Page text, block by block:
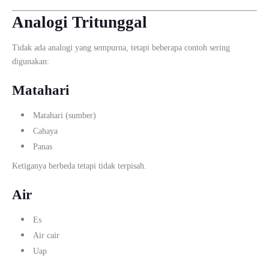
Analogi Tritunggal
Tidak ada analogi yang sempurna, tetapi beberapa contoh sering
digunakan:
Matahari
Matahari (sumber)
Cahaya
Panas
Ketiganya berbeda tetapi tidak terpisah.
Air
Es
Air cair
Uap